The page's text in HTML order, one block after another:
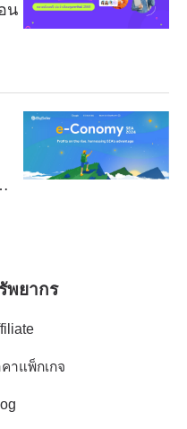
น
พยากร
คาแพ็กเกจ